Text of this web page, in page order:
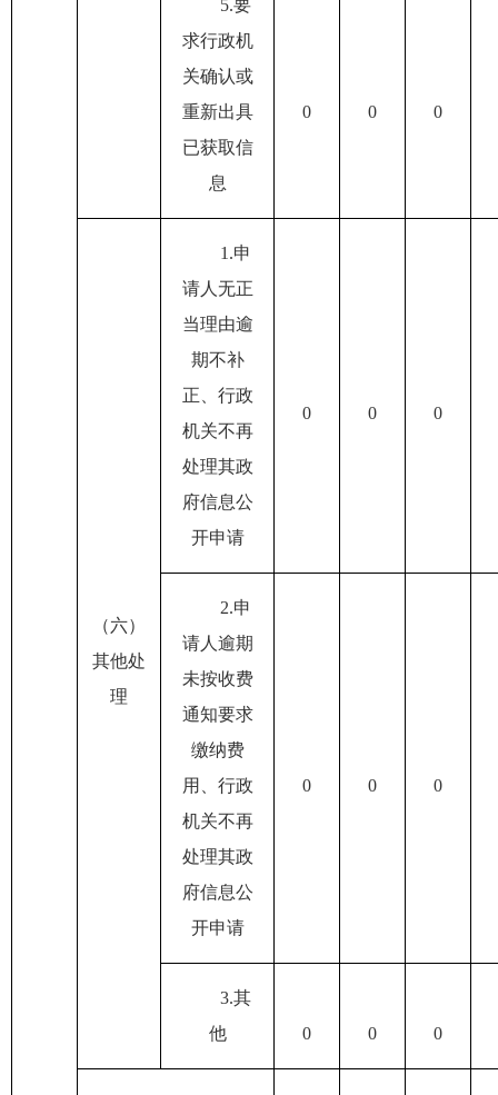
5.要
求行政机
关确认或
重新出具
已获取信
息
0 0 0
（六）
其他处
理
1.申
请人无正
当理由逾
期不补
正、行政
机关不再
处理其政
府信息公
开申请
0 0 0
2.申
请人逾期
未按收费
通知要求
缴纳费
用、行政
机关不再
处理其政
府信息公
开申请
0 0 0
3.其
他
0 0 0